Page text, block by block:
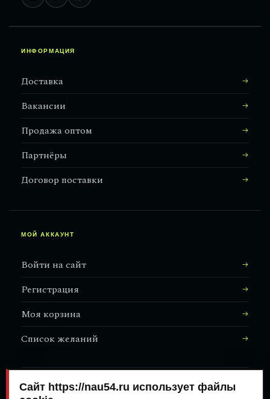
ИНФОРМАЦИЯ
Доставка
Вакансии
Продажа оптом
Партнёры
Договор поставки
МОЙ АККАУНТ
Войти на сайт
Регистрация
Моя корзина
Список желаний
АДРЕС МАГАЗИНА
Сайт https://nau54.ru использует файлы